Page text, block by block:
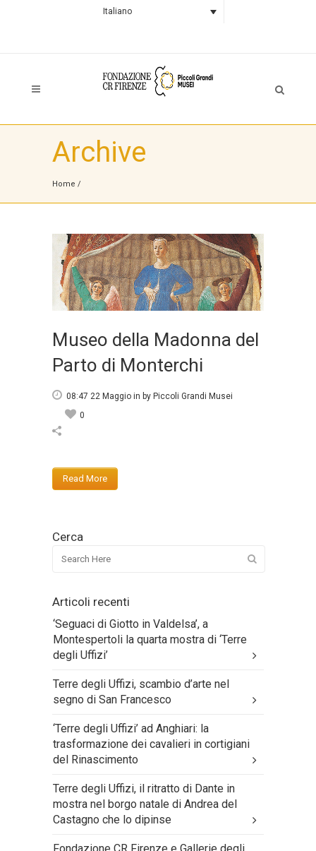
Italiano
Archive
Home /
Museo della Madonna del
Parto di Monterchi
08:47 22 Maggio in by Piccoli Grandi Musei
0
Read More
Cerca
Articoli recenti
‘Seguaci di Giotto in Valdelsa’, a
Montespertoli la quarta mostra di ‘Terre
degli Uffizi’
Terre degli Uffizi, scambio d’arte nel
segno di San Francesco
‘Terre degli Uffizi’ ad Anghiari: la
trasformazione dei cavalieri in cortigiani
del Rinascimento
Terre degli Uffizi, il ritratto di Dante in
mostra nel borgo natale di Andrea del
Castagno che lo dipinse